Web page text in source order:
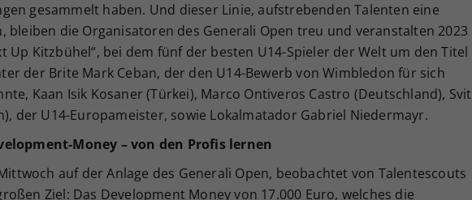
gesammelt haben. Und dieser Linie, aufstrebenden Talenten eine
bleiben die Organisatoren des Generali Open treu und veranstalten 2023
Up Kitzbühel“, bei dem fünf der besten U14-Spieler der Welt um den Titel
der Brite Mark Ceban, der den U14-Bewerb von Wimbledon für sich
Kaan Isik Kosaner (Türkei), Marco Ontiveros Castro (Deutschland), Svit
der U14-Europameister, sowie Lokalmatador Gabriel Niedermayr.
Money – von den Profis lernen
auf der Anlage des Generali Open, beobachtet von Talentescouts
Ziel: Das Development Money von 17.000 Euro, welches die